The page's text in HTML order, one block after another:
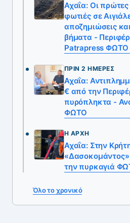
Αχαΐα: Οι πρώτες
φωτιές σε
αποζημιώσεις
βήματα -
Patrapress ΦΩΤΟ
ΠΡΙΝ 2 ΗΜΈΡΕΣ
Αχαΐα:
€ από την
πυρόπληκτα -
ΦΩΤΟ
Η ΑΡΧΉ
Αχαΐα: Στην
την πυρκαγιά
Όλο το χρονικό